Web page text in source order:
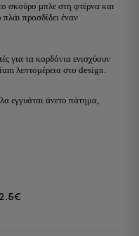
σκούρο μπλε στη φτέρνα και
προσδίδει έναν
για τα κορδόνια ενισχύουν
λεπτομέρεια στο design.
εγγυάται άνετο πάτημα,